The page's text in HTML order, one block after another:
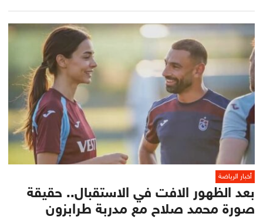
أخبار الرياضة
بعد الظهور الافت في الاستقبال.. حقيقة
صورة محمد صلاح مع مدربة طرابزون